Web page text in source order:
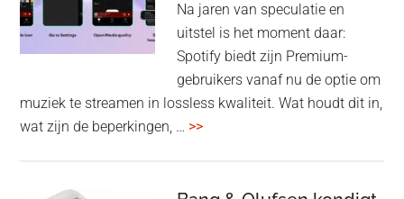
Na jaren van speculatie en
uitstel is het moment daar:
Spotify biedt zijn Premium-
gebruikers vanaf nu de optie om
muziek te streamen in lossless kwaliteit. Wat houdt dit in,
wat zijn de beperkingen, … >>overSpotify